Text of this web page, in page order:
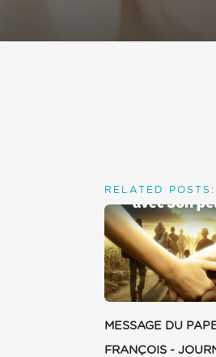
RELATED POSTS:
MESSAGE DU
FRANÇOIS -